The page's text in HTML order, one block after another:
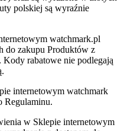
polskiej są wyraźnie
watchmark.pl
do zakupu Produktów z
Kody rabatowe nie podlegają
internetowym watchmark
Regulaminu.
w Sklepie internetowym